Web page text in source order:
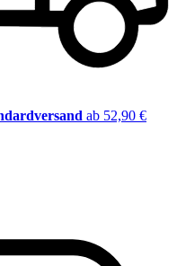
ab 52,90 €